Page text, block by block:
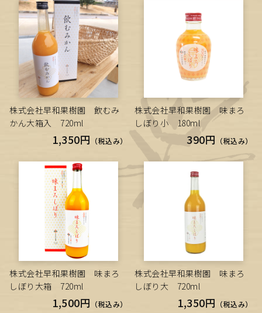
株式会社早和果樹園 飲むみ
かん大箱入 720ml
1,350円 （税込み）
株式会社早和果樹園 味まろ
しぼり小 180ml
390円 （税込み）
株式会社早和果樹園 味まろ
しぼり大箱 720ml
1,500円 （税込み）
株式会社早和果樹園 味まろ
しぼり大 720ml
1,350円 （税込み）